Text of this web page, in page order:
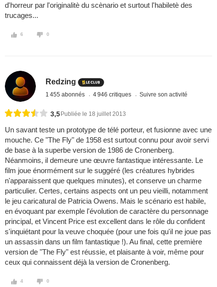
d'horreur par l'originalitè du scènario et surtout l'habiletè des
trucages...
6 0
Redzing
1 455 abonnés 4 946 critiques Suivre son activité
3,5 Publiée le 18 juillet 2013
Un savant teste un prototype de télé porteur, et fusionne avec une
mouche. Ce "The Fly" de 1958 est surtout connu pour avoir servi
de base à la superbe version de 1986 de Cronenberg.
Néanmoins, il demeure une œuvre fantastique intéressante. Le
film joue énormément sur le suggéré (les créatures hybrides
n'apparaissent que quelques minutes), et conserve un charme
particulier. Certes, certains aspects ont un peu vieilli, notamment
le jeu caricatural de Patricia Owens. Mais le scénario est habile,
en évoquant par exemple l'évolution de caractère du personnage
principal, et Vincent Price est excellent dans le rôle du confident
s'inquiétant pour la veuve choquée (pour une fois qu'il ne joue pas
un assassin dans un film fantastique !). Au final, cette première
version de "The Fly" est réussie, et plaisante à voir, même pour
ceux qui connaissent déjà la version de Cronenberg.
4 0